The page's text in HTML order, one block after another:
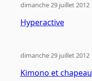
Hyperactive
dimanche 29 juillet 2012
Kimono et chapeau
dimanche 29 juillet 2012